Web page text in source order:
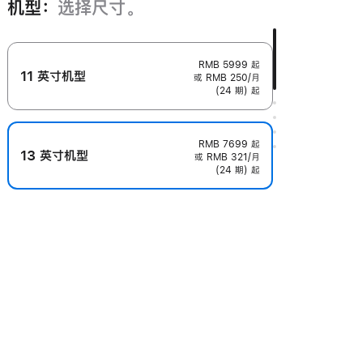
机型： 选择尺寸。
11 英寸机型
RMB 5999 起
或 RMB 250/月
(24 期) 起
13 英寸机型
RMB 7699 起
或 RMB 321/月
(24 期) 起